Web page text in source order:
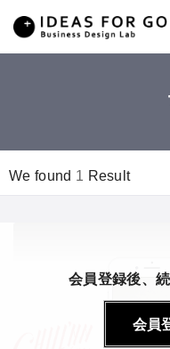
We found 1 Result
会員登録後、
会員